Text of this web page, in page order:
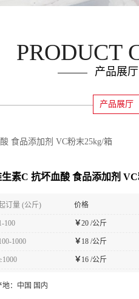
PRODUCT
产品展厅
产品展厅
食品添加剂 VC粉末25kg/箱
生素C 抗坏血酸 食品添加剂
订量 (公斤) 价格
100 ￥20 /公斤
1000 ￥ 18 /公斤
￥ 16 /公斤
： 中国 国内